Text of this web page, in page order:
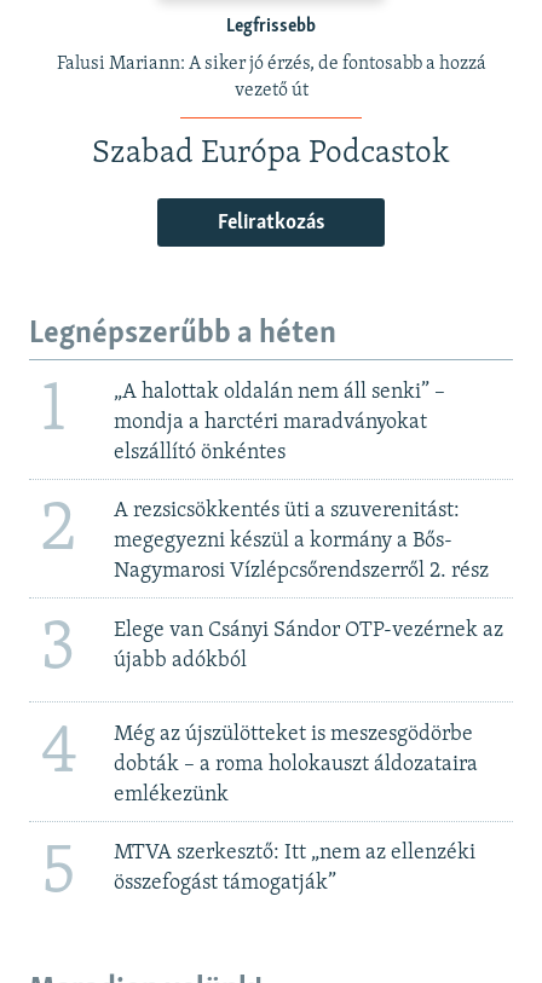
Legfrissebb
Falusi Mariann: A siker jó érzés, de fontosabb a hozzá
vezető út
Szabad Európa Podcastok
Feliratkozás
Legnépszerűbb a héten
1
„A halottak oldalán nem áll senki” –
mondja a harctéri maradványokat
elszállító önkéntes
2
A rezsicsökkentés üti a szuverenitást:
megegyezni készül a kormány a Bős-
Nagymarosi Vízlépcsőrendszerről 2. rész
3
Elege van Csányi Sándor OTP-vezérnek az
újabb adókból
4
Még az újszülötteket is meszesgödörbe
dobták – a roma holokauszt áldozataira
emlékezünk
5
MTVA szerkesztő: Itt „nem az ellenzéki
összefogást támogatják”